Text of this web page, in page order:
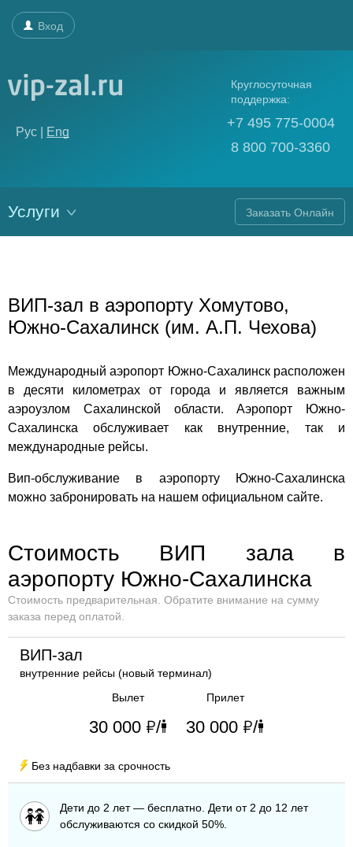
Вход
Рус | Eng
Круглосуточная
поддержка:
+7 495 775-0004
8 800 700-3360
Услуги Заказать Онлайн
ВИП-зал в аэропорту Хомутово,
Южно-Сахалинск (им. А.П. Чехова)
Международный аэропорт Южно-Сахалинск расположен
в десяти километрах от города и является важным
аэроузлом Сахалинской области. Аэропорт Южно-
Сахалинска обслуживает как внутренние, так и
международные рейсы.
Вип-обслуживание в аэропорту Южно-Сахалинска
можно забронировать на нашем официальном сайте.
Стоимость ВИП зала в
аэропорту Южно-Сахалинска
Стоимость предварительная. Обратите внимание на сумму
заказа перед оплатой.
ВИП-зал
внутренние рейсы (новый терминал)
Вылет
30 000 "/human
Прилет
30 000 "/human
ursoБез надбавки за срочность
Дети до 2 лет — бесплатно. Дети от 2 до 12 лет
обслуживаются со скидкой 50%.